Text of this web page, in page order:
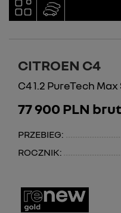
CITROEN C4
C4 1.2 PureTech Max
77 900 PLN
PRZEBIEG:
ROCZNIK: